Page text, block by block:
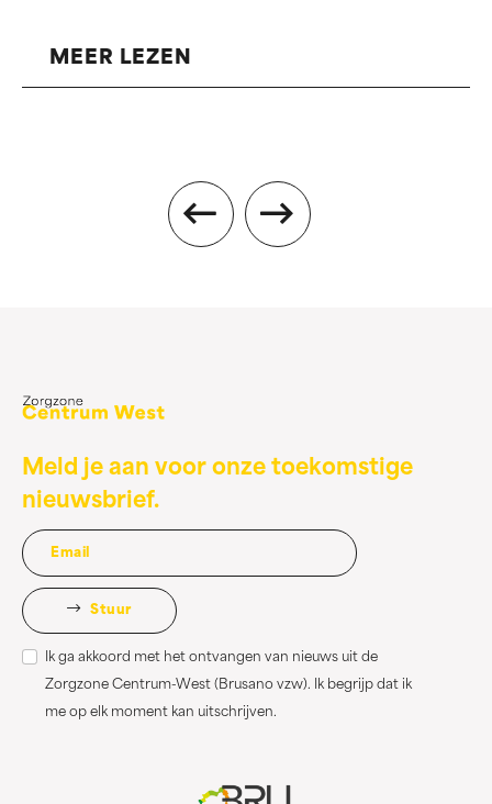
MEER LEZEN
Meld je aan voor onze toekomstige
nieuwsbrief.
Stuur
Ik ga akkoord met het ontvangen van nieuws uit de
Zorgzone Centrum-West (Brusano vzw). Ik begrijp dat ik
me op elk moment kan uitschrijven.